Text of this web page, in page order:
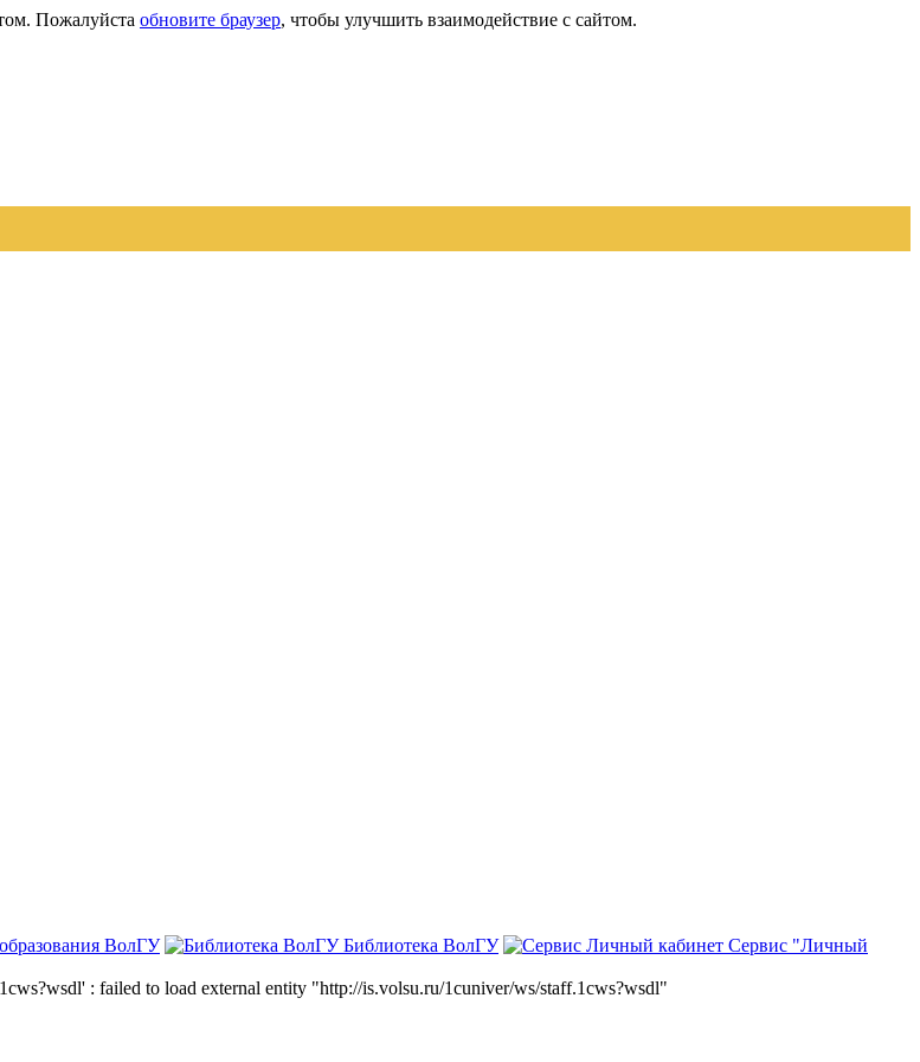
Пожалуйста обновите браузер, чтобы улучшить взаимодействие с сайтом.
ВолГУ Библиотека ВолГУ
Сервис "Личный
: failed to load external entity "http://is.volsu.ru/1cuniver/ws/staff.1cws?wsdl"